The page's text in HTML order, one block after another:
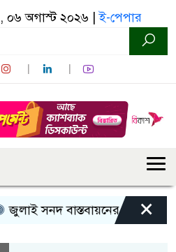
০৬ অগাস্ট ২০২৬ |ই-পেপার
সনদ বাস্তবায়নের দাবিতে×